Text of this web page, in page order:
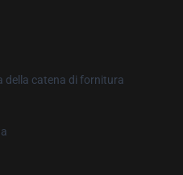
della catena di fornitura